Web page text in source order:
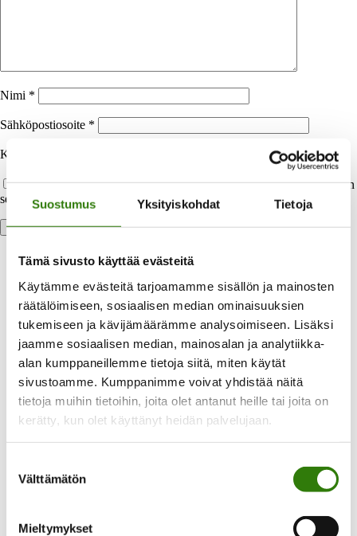
Suostumus Yksityiskohdat Tietoja
Tämä sivusto käyttää evästeitä
Käytämme evästeitä tarjoamamme sisällön ja mainosten
räätälöimiseen, sosiaalisen median ominaisuuksien
tukemiseen ja kävijämäärämme analysoimiseen. Lisäksi
jaamme sosiaalisen median, mainosalan ja analytiikka-
alan kumppaneillemme tietoja siitä, miten käytät
sivustoamme. Kumppanimme voivat yhdistää näitä
tietoja muihin tietoihin, joita olet antanut heille tai joita on
kerätty, kun olet käyttänyt heidän palvelujaan.
valinta
Välttämätön
Mieltymykset
Nimi *
Sähköpostiosoite *
Kotisivu
Tallenna nimeni, sähköpostiosoitteeni ja kotisivuni tähän selaimeen
seuraavaa kommentointikertaa varten.
Laaja valikoima maksuvaihtoehtoja
Voit maksaa heti tai valita halutessasi joustavan
osamaksun.